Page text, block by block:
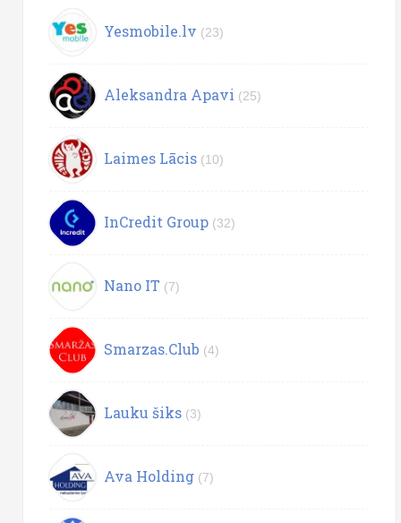
Yesmobile.lv (23)
Aleksandra Apavi (25)
Laimes Lācis (10)
InCredit Group (32)
Nano IT (7)
Smarzas.Club (4)
Lauku šiks (3)
Ava Holding (7)